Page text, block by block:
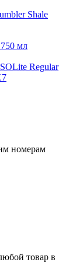
Shale
мл
Regular
номерам
товар в